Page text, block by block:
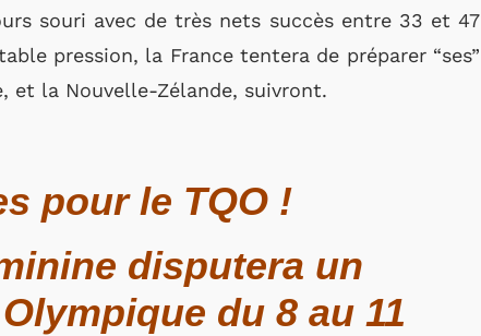
souri avec de très nets succès entre 33 et 47
pression, la France tentera de préparer “ses”
et la Nouvelle-Zélande, suivront.
pour le TQO !
disputera un
du 8 au 11